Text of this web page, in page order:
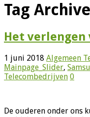
Tag
Het verlengen
1 juni 2018 Algemeen
Mainpage_Slider,
Telecombedrijven 0
De ouderen onder ons